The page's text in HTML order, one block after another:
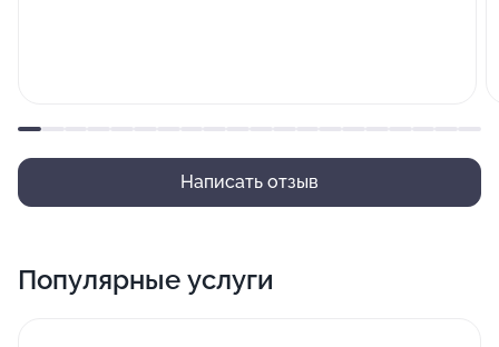
Написать отзыв
Популярные услуги